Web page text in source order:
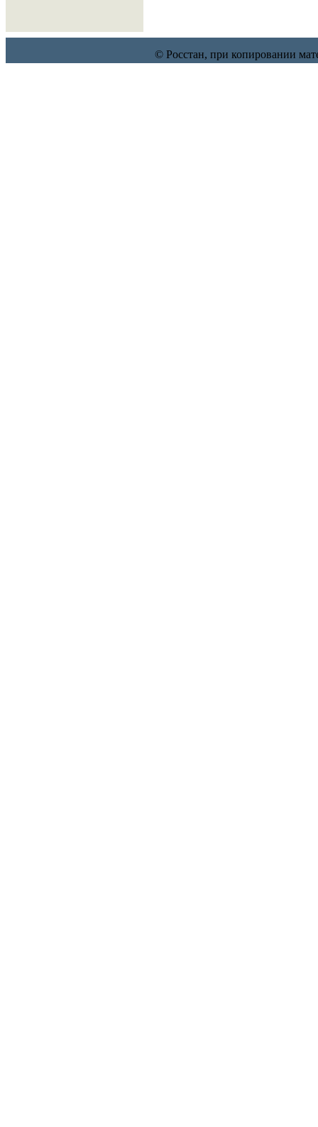
© Росстан, при копировании